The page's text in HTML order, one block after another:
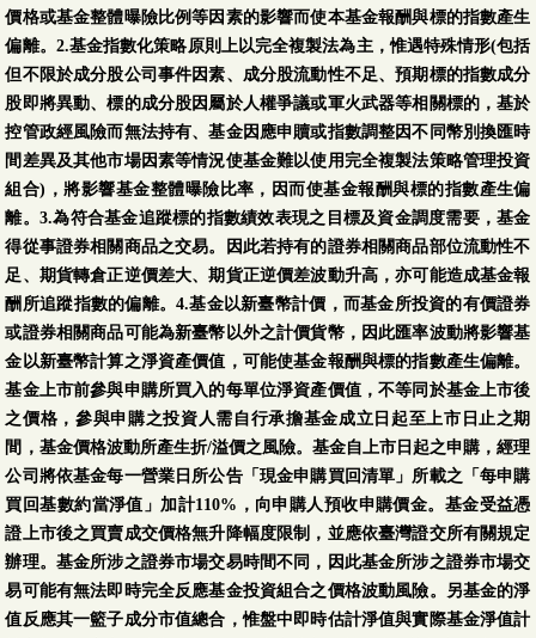
價格或基金整體曝險比例等因素的影響而使本基金報酬與標的指數產生
偏離。2.基金指數化策略原則上以完全複製法為主，惟遇特殊情形(包括
但不限於成分股公司事件因素、成分股流動性不足、預期標的指數成分
股即將異動、標的成分股因屬於人權爭議或軍火武器等相關標的，基於
控管政經風險而無法持有、基金因應申贖或指數調整因不同幣別換匯時
間差異及其他市場因素等情況使基金難以使用完全複製法策略管理投資
組合)，將影響基金整體曝險比率，因而使基金報酬與標的指數產生偏
離。3.為符合基金追蹤標的指數績效表現之目標及資金調度需要，基金
得從事證券相關商品之交易。因此若持有的證券相關商品部位流動性不
足、期貨轉倉正逆價差大、期貨正逆價差波動升高，亦可能造成基金報
酬所追蹤指數的偏離。4.基金以新臺幣計價，而基金所投資的有價證券
或證券相關商品可能為新臺幣以外之計價貨幣，因此匯率波動將影響基
金以新臺幣計算之淨資產價值，可能使基金報酬與標的指數產生偏離。
基金上市前參與申購所買入的每單位淨資產價值，不等同於基金上市後
之價格，參與申購之投資人需自行承擔基金成立日起至上市日止之期
間，基金價格波動所產生折/溢價之風險。基金自上市日起之申購，經理
公司將依基金每一營業日所公告「現金申購買回清單」所載之「每申購
買回基數約當淨值」加計110%，向申購人預收申購價金。基金受益憑
證上市後之買賣成交價格無升降幅度限制，並應依臺灣證交所有關規定
辦理。基金所涉之證券市場交易時間不同，因此基金所涉之證券市場交
易可能有無法即時完全反應基金投資組合之價格波動風險。另基金的淨
值反應其一籃子成分市值總合，惟盤中即時估計淨值與實際基金淨值計